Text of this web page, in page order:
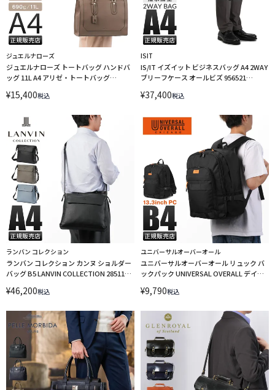
ジュエルナローズ
ジュエルナローズ トートバッグ ハンドバ
ッグ 11L A4 アリゼ・トートバッグ
¥15,400税込
ISIT
IS/IT イズイット ビジネスバッグ A4 2WAY
ブリーフケース オールビズ 956521
¥37,400税込
ランバン コレクション
ランバン コレクション カンヌ ショルダー
バッグ B5 LANVIN COLLECTION 285113
¥46,200税込
ユニバーサルオーバーオール
ユニバーサルオーバーオール リュック バ
ックパック UNIVERSAL OVERALL デイパ
¥9,790税込